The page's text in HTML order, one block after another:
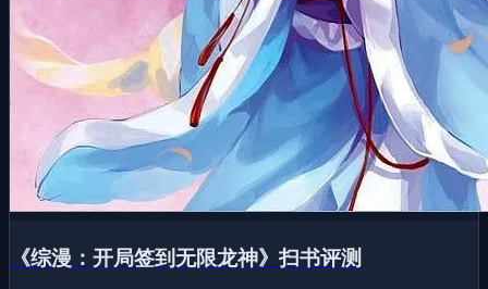
《综漫：开局签到无限龙神》扫书评测